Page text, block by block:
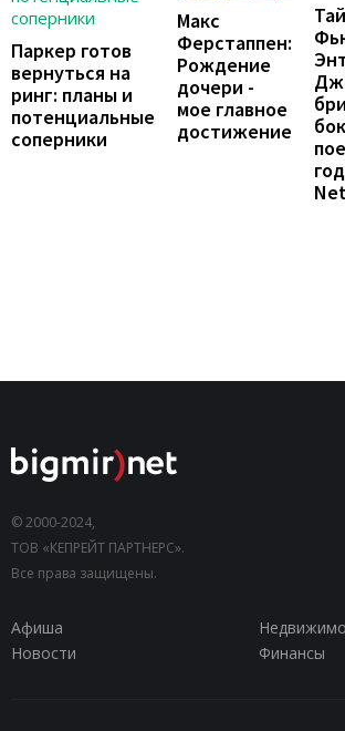
Паркер готов
вернуться на
ринг: планы и
потенциальные
соперники
Макс
Ферстаппен:
Рождение
дочери -
мое главное
достижение
© 2000-2024,
ТОВ «КЕПРЕЙТ ПАРТНЕРС».
Все права защищены.
Афиша
Новости
Финансы